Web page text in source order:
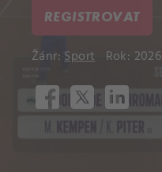
REGISTROVAT
Žánr:Sport Rok: 2026